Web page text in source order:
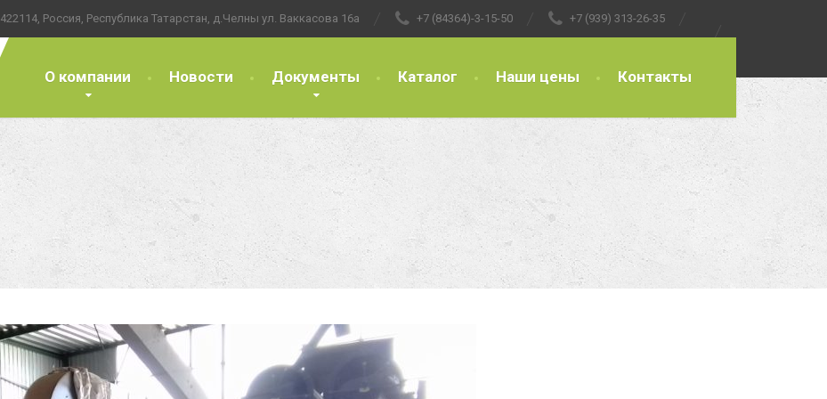
422114, Россия, Республика Татарстан, д.Челны ул. Ваккасова 16а +7 (84364)-3-15-50 +7 (939) 313-26-35
О компании Новости Документы Каталог Наши цены Контакты